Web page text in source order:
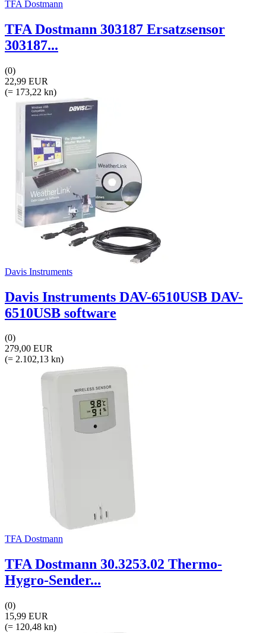
TFA Dostmann
TFA Dostmann 303187 Ersatzsensor
303187...
(0)
22,99 EUR
(= 173,22 kn)
Davis Instruments
Davis Instruments DAV-6510USB DAV-
6510USB software
(0)
279,00 EUR
(= 2.102,13 kn)
TFA Dostmann
TFA Dostmann 30.3253.02 Thermo-
Hygro-Sender...
(0)
15,99 EUR
(= 120,48 kn)